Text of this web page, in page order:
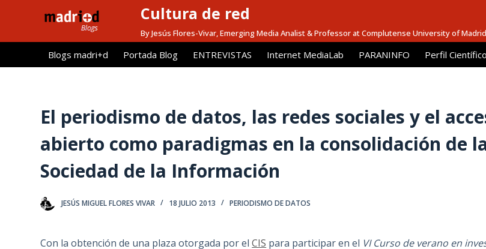
l
Cultura de red
By Jesús Flores-Vivar, Emerging Media Analist & Professor at Complutense University of
Blogs madri+d Portada Blog ENTREVISTAS Internet MediaLab PARANINFO Perfil Científico
El periodismo de datos, las redes sociales y el
abierto como paradigmas en la consolidación de
Sociedad de la Información
JESÚS MIGUEL FLORES VIVAR 18 JULIO 2013 PERIODISMO DE DATOS
Con la obtención de una plaza otorgada por elCIS para participar en el VI Curso de verano en